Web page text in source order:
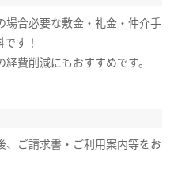
場合必要な敷金・礼金・仲介手
す！
費削減にもおすすめです。
、ご請求書・ご利用案内等をお